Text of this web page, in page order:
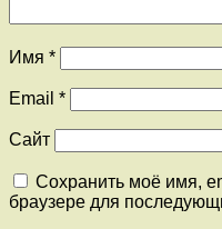
Имя *
Email *
Сайт
Сохранить моё имя,
браузере для